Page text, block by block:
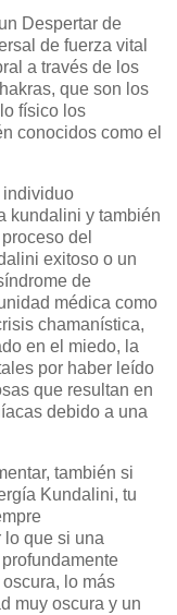
Despertar de
de fuerza vital
a través de los
que son los
físico los
conocidos como el
individuo
kundalini y también
del
exitoso o un
de
médica como
chamanística,
en el miedo, la
por haber leído
que resultan en
debido a una
también si
Kundalini, tu
lo que si una
lo más
muy oscura y un